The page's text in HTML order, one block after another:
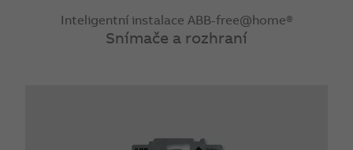
Inteligentní instalace ABB-free@home®
Snímače a rozhraní